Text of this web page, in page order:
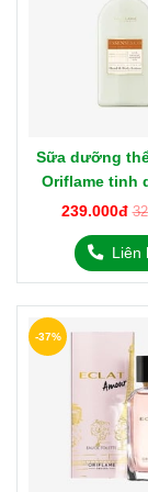
Sữa dưỡng
Oriflame tinh
xanh & hoa
239.000đ
Liên
-37%